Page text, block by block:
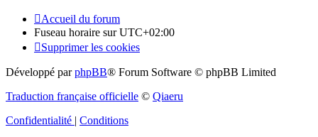
Accueil du forum
Fuseau horaire surUTC+02:00
Supprimer les cookies
Développé parphpBB® Forum Software © phpBB Limited
Traduction française officielle © Qiaeru
Confidentialité | Conditions